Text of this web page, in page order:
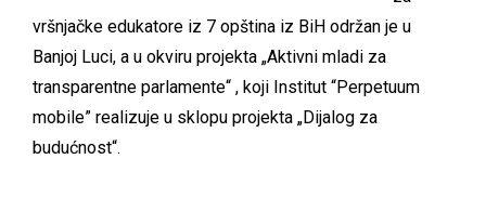
vršnjačke edukatore iz 7 opština iz BiH održan je u
Banjoj Luci, a u okviru projekta „Aktivni mladi za
transparentne parlamente“ , koji Institut “Perpetuum
mobile” realizuje u sklopu projekta „Dijalog za
budućnost“.